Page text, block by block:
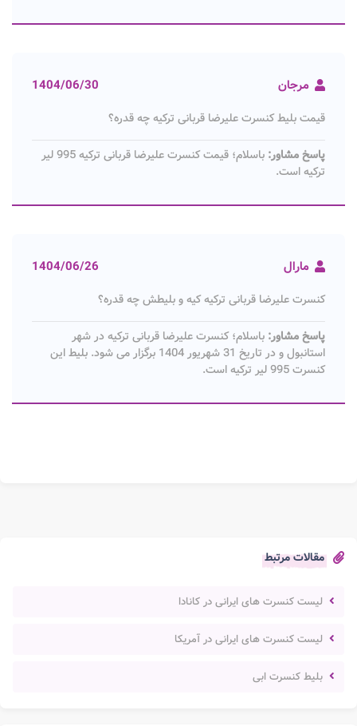
مقالات مرتبط
لیست کنسرت های ایرانی در کانادا
لیست کنسرت های ایرانی در آمریکا
بلیط کنسرت ابی
مرجان 1404/06/30
قیمت بلیط کنسرت علیرضا قربانی ترکیه چه قدره؟
پاسخ مشاور:
باسلام؛ قیمت کنسرت علیرضا قربانی ترکیه 995 لیر
ترکیه است.
مارال 1404/06/26
کنسرت علیرضا قربانی ترکیه کیه و بلیطش چه قدره؟
پاسخ مشاور: باسلام؛ کنسرت علیرضا قربانی ترکیه در شهر
استانبول و در تاریخ 31 شهریور 1404 برگزار می شود. بلیط این
کنسرت 995 لیر ترکیه است.